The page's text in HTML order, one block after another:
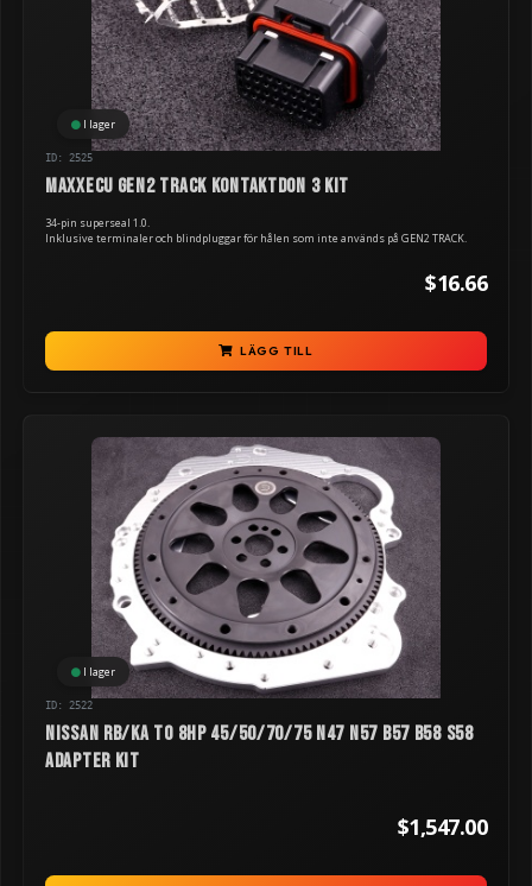
I lager
ID: 2525
MaxxECU GEN2 TRACK kontaktdon 3 kit
34-pin superseal 1.0.
Inklusive terminaler och blindpluggar för hålen som inte används på GEN2 TRACK.
$16.66
LÄGG TILL
I lager
ID: 2522
Nissan RB/KA to 8HP 45/50/70/75 N47 N57 B57 B58 S58
Adapter Kit
$1,547.00